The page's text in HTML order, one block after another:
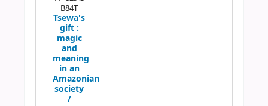
B84T
Tsewa's
gift :
magic
and
meaning
in an
Amazonian
society
/